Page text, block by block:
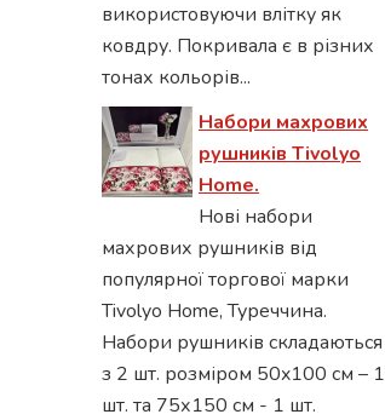
використовуючи влітку як
ковдру. Покривала є в різних
тонах кольорів...
Набори махрових
рушників Tivolyo
Home.
Нові набори
махрових рушників від
популярної торгової марки
Tivolyo Home, Туреччина.
Набори рушників складаються
з 2 шт. розміром 50x100 см – 1
шт. та 75х150 см - 1 шт.